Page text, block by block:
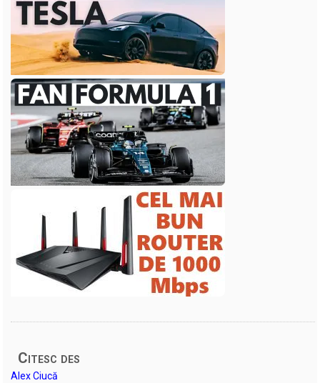
Citesc des
Alex Ciucă